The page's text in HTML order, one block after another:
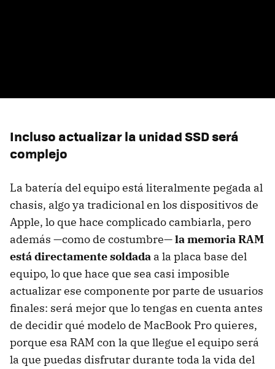
Incluso actualizar la unidad SSD será
complejo
La batería del equipo está literalmente pegada al
chasis, algo ya tradicional en los dispositivos de
Apple, lo que hace complicado cambiarla, pero
además —como de costumbre—la memoria RAM
está directamente soldada a la placa base del
equipo, lo que hace que sea casi imposible
actualizar ese componente por parte de usuarios
finales: será mejor que lo tengas en cuenta antes
de decidir qué modelo de MacBook Pro quieres,
porque esa RAM con la que llegue el equipo será
la que puedas disfrutar durante toda la vida del